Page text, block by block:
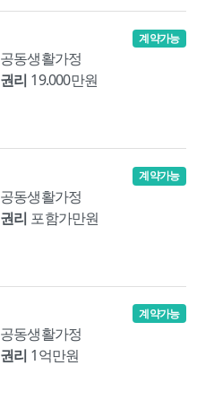
공동생활가정
권리 19.000만원
계약가능
공동생활가정
권리 포함가만원
계약가능
공동생활가정
권리 1억만원
계약가능